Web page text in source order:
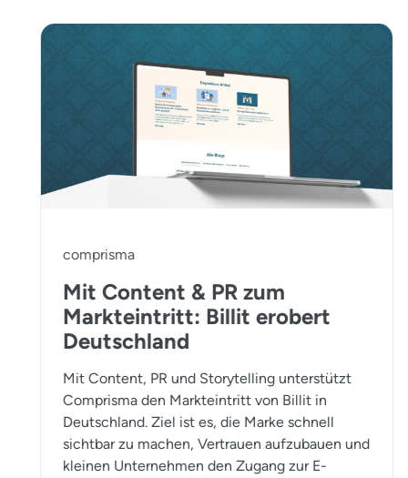
comprisma
Mit Content & PR zum
Markteintritt: Billit erobert
Deutschland
Mit Content, PR und Storytelling unterstützt
Comprisma den Markteintritt von Billit in
Deutschland. Ziel ist es, die Marke schnell
sichtbar zu machen, Vertrauen aufzubauen und
kleinen Unternehmen den Zugang zur E-